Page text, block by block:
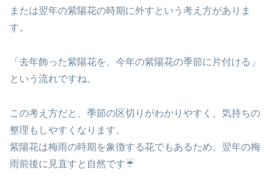
または翌年の紫陽花の時期に外すという考え方がありま
す。
「去年飾った紫陽花を、今年の紫陽花の季節に片付ける」
という流れですね。
この考え方だと、季節の区切りがわかりやすく、気持ちの
整理もしやすくなります。
紫陽花は梅雨の時期を象徴する花でもあるため、翌年の梅
雨前後に見直すと自然です☔